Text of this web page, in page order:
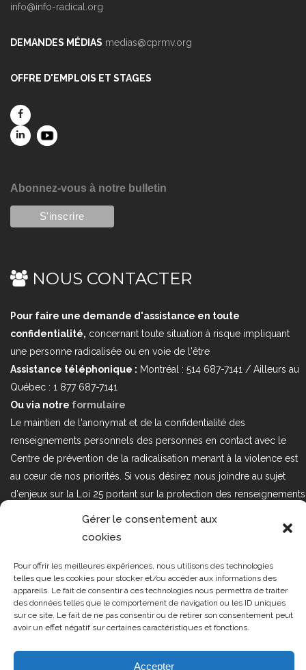
Gérer le consentement aux
cookies
Pour offrir les meilleures expériences, nous utilisons des technologies
telles que les cookies pour stocker et/ou accéder aux informations des
appareils. Le fait de consentir à ces technologies nous permettra de traiter
des données telles que le comportement de navigation ou les ID uniques
sur ce site. Le fait de ne pas consentir ou de retirer son consentement peut
avoir un effet négatif sur certaines caractéristiques et fonctions.
Accepter
info@info-radical.org
DEMANDES MÉDIAS medias@cprmv.org
OFFRE D'EMPLOIS ET STAGES
Abonnez-vous à notre bulletin
NOUS CONTACTER
Pour faire une demande d'assistance en toute
confidentialité, concernant toute situation à risque impliquant
une personne radicalisée ou en voie de l'être
Assistance téléphonique : Montréal : 514 687-7141 / Ailleurs au
Québec : 1 877 687-7141
Ou via notre formulaire
Le maintien de l'anonymat et de la confidentialité des
renseignements personnels des personnes en contact avec le
Centre de prévention de la radicalisation menant à la violence est
au cœur de nos priorités. Si vous désirez nous joindre au sujet
d'enjeux sur la Loi 25 portant sur la protection des renseignements
nous à l'adresse courriel suivant : loi25@cprmv.org Pour en savoir
Tous droits réservés @2019 CPRMV
| Centre de prévention de la
radicalisation menant à la violence
(CPRMV)